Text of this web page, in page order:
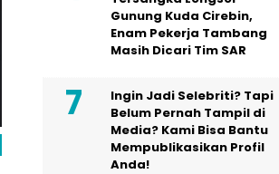
Gunung Kuda Cirebin,
Enam Pekerja Tambang
Masih Dicari Tim SAR
Ingin Jadi Selebriti? Tapi
Belum Pernah Tampil di
Media? Kami Bisa Bantu
Mempublikasikan Profil
Anda!